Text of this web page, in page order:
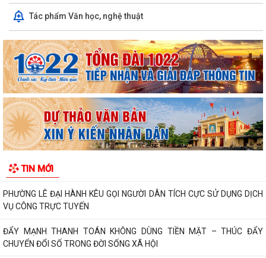
Tác phẩm Văn học, nghệ thuật
TIN MỚI
ĐỂ PHÒNG TRÁNH
phát triển trong bối cảnh mới
Văn bản hợp nhất số 72/2026/VBHN-NĐ-BNNMT ngày 20 tháng 7
năm 2026 về Nghị định xử phạt vi phạm...
V/v thông tin về chương trình thu hồi Xe CB1000 Hornet (xe nhập
khẩu) và xe Rebel 500 & CL500 (xe...
PHƯỜNG LÊ ĐẠI HÀNH KÊU GỌI NGƯỜI DÂN TÍCH CỰC SỬ DỤNG DỊCH
VỤ CÔNG TRỰC TUYẾN
CHUYỂN ĐỔI SỐ TRONG ĐỜI SỐNG XÃ HỘI
bán người” và “Ngày toàn dân...